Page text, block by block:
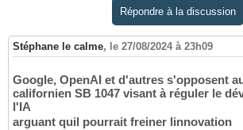
Répondre à la discussion
Stéphane le calme, le 27/08/2024 à 23h09
Google, OpenAI et d'autres s'opposent
californien SB 1047 visant à réguler le
l'IA
arguant quil pourrait freiner linnovation